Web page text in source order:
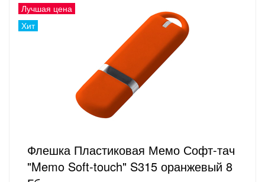
Лучшая цена
Хит
Флешка Пластиковая Мемо Софт-тач
"Memo Soft-touch" S315 оранжевый 8